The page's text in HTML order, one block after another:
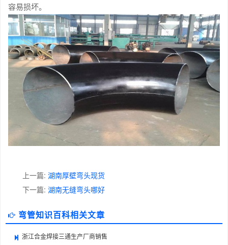
容易损坏。
上一篇: 湖南厚壁弯头现货
下一篇: 湖南无缝弯头哪好
弯管知识百科相关文章
浙江合金焊接三通生产厂商销售